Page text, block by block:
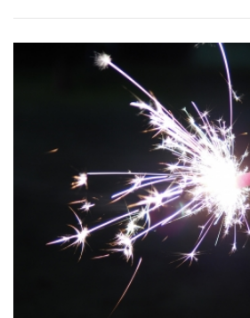
SHARE TWEET LINE